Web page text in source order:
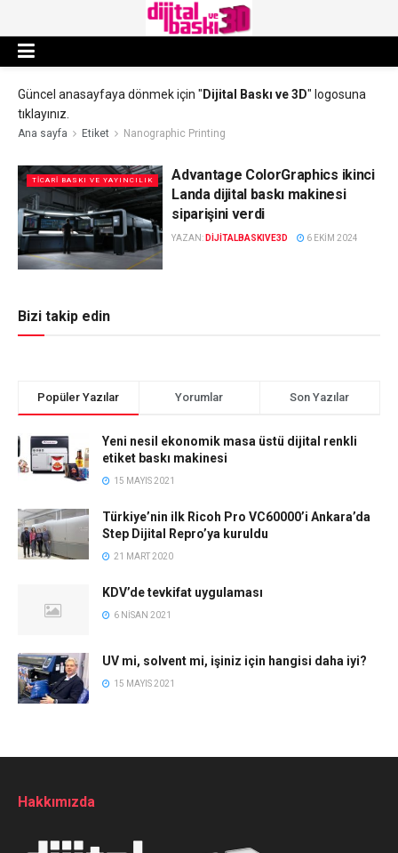
Güncel anasayfaya dönmek için " Dijital Baskı ve 3D" logosuna
tıklayınız.
Ana sayfa Etiket Nanographic Printing
TICARI BASKI VE YAYINCILIK
Advantage ColorGraphics ikinci
Landa dijital baskı makinesi
siparişini verdi
YAZAN: DIJITALBASKIVE3D 6 EKIM 2024
Bizi takip edin
Popüler Yazılar Yorumlar Son Yazılar
Yeni nesil ekonomik masa üstü dijital renkli
etiket baskı makinesi
15 MAYIS 2021
Türkiye’nin ilk Ricoh Pro VC60000’i Ankara’da
Step Dijital Repro’ya kuruldu
21 MART 2020
KDV’de tevkifat uygulaması
6 NISAN 2021
UV mi, solvent mi, işiniz için hangisi daha iyi?
15 MAYIS 2021
Hakkımızda